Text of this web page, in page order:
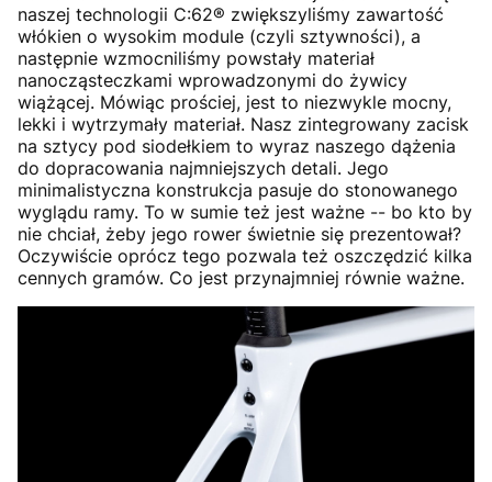
naszej technologii C:62® zwiększyliśmy zawartość
włókien o wysokim module (czyli sztywności), a
następnie wzmocniliśmy powstały materiał
nanocząsteczkami wprowadzonymi do żywicy
wiążącej. Mówiąc prościej, jest to niezwykle mocny,
lekki i wytrzymały materiał. Nasz zintegrowany zacisk
na sztycy pod siodełkiem to wyraz naszego dążenia
do dopracowania najmniejszych detali. Jego
minimalistyczna konstrukcja pasuje do stonowanego
wyglądu ramy. To w sumie też jest ważne -- bo kto by
nie chciał, żeby jego rower świetnie się prezentował?
Oczywiście oprócz tego pozwala też oszczędzić kilka
cennych gramów. Co jest przynajmniej równie ważne.